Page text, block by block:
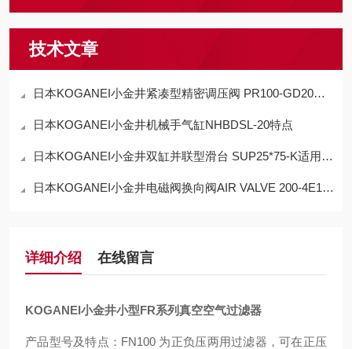
技术文章
日本KOGANEI小金井紧凑型精密调压阀 PR100-GD20适用范围
日本KOGANEI小金井机械手气缸NHBDSL-20特点
日本KOGANEI小金井双缸并联型滑台 SUP25*75-K适用范围
日本KOGANEI小金井电磁阀换向阀AIR VALVE 200-4E1 DC24V使用方法
详细介绍 在线留言
KOGANEI小金井小型FR系列真空空气过滤器
产品型号及特点：FN100 为正负压两用过滤器，可在正压